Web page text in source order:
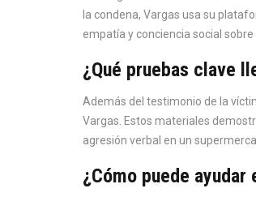
la condena, Vargas usa su
empatía y conciencia social
¿Qué pruebas clave
Además del testimonio de la
Vargas. Estos materiales
agresión verbal en un
¿Cómo puede